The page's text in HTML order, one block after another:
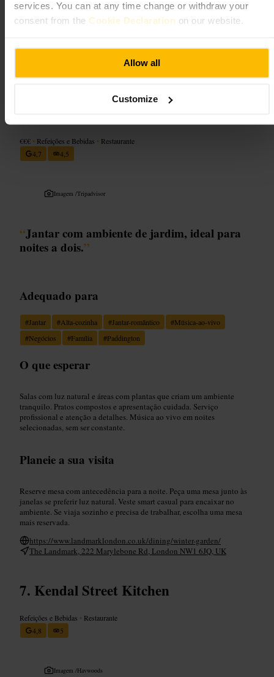
services. You can at any time change or withdraw your
consent from the Cookie Declaration on our website.
Allow all
Customize
Reserve mesa se for um grupo grande. Peça várias opções para partilhar
e combine pratos para provar mais variedade. Pergunte ao staff por
€€€ • Refeições e Bebidas • Restaurante
4,7
4,5
Imagem /Tripadvisor
“Jantar com ambiente de jardim, ideal para
noites a dois.”
Adequado para
#Jantar #Alta-cozinha #Jantar-romântico #Música-ao-vivo
#Negócios #Família #Paddington
O que esperar
Salas com luz natural e áreas com plantas que criam um ambiente
tranquilo. Pratos compostos e apresentação cuidada. Serviço
profissional e atenção a detalhes. Música ao vivo em noites
selecionadas, sem ser constante.
Planeie a sua visita
Reserve mesa com antecedência para a noite. Peça uma mesa junto às
janelas se preferir luz natural. Veste smart casual para encaixar no
ambiente. Se viaja sozinho e precisa de trabalhar, escolha uma mesa
mais reservada.
https://www.landmarklondon.co.uk/dining/winter-garden/
The Landmark, 222 Marylebone Rd, London NW1 6JQ, UK
Kendal Street Kitchen
Refeições e Bebidas • Restaurante
4,8
5
Imagem /Havwoods